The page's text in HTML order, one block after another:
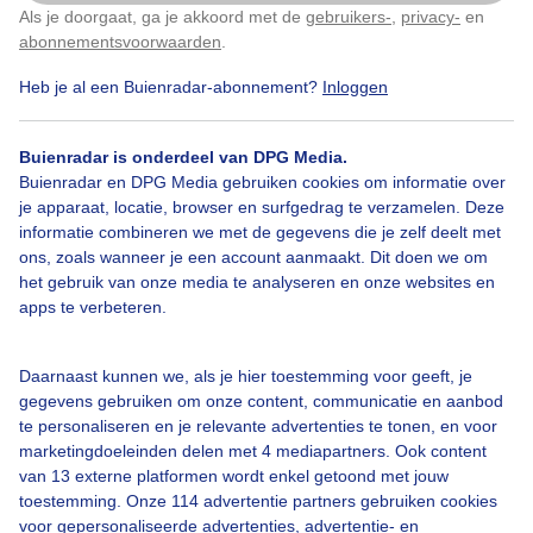
Als je doorgaat, ga je akkoord met de gebruikers- privacy- en
abonnementsvoorwaarden
Heb je al een Buienradar-abonnement? Inloggen
Buienradar is onderdeel van DPG Media.
Buienradar en DPG Media gebruiken cookies om informatie over
je apparaat, locatie, browser en surfgedrag te verzamelen. Deze
informatie combineren we met de gegevens die je zelf deelt met
ons, zoals wanneer je een account aanmaakt. Dit doen we om
het gebruik van onze media te analyseren en onze websites en
apps te verbeteren.
Daarnaast kunnen we, als je hier toestemming voor geeft, je
gegevens gebruiken om onze content, communicatie en aanbod
te personaliseren en je relevante advertenties te tonen, en voor
marketingdoeleinden delen met 4 mediapartners. Ook content
van 13 externe platformen wordt enkel getoond met jouw
toestemming. Onze 114 advertentie partners gebruiken cookies
voor gepersonaliseerde advertenties, advertentie- en
Bedrijfsgegevens
Veelgestelde vragen
Contact
Gebruikersvoorwaarden
Adverteren
Buienradar Team
Privacy beleid
Klik hierom dit aan te passen